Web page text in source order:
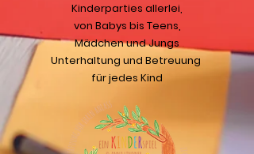
Kinderparties allerlei,
von Babys bis Teens,
Mädchen und Jungs
Unterhaltung und Betreuung
für jedes Kind